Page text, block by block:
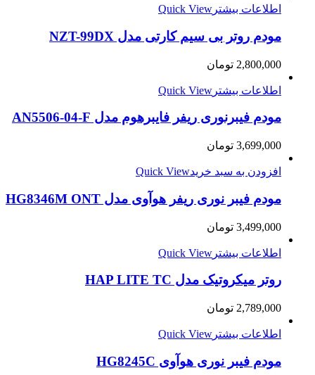
اطلاعات بیشتر Quick View
مودم روتر بی سیم کارتی مدل NZT-99DX
2,800,000 تومان
اطلاعات بیشتر Quick View
مودم فیبرنوری ریفر فایبرهوم مدل AN5506-04-F
3,699,000 تومان
افزودن به سبد خریدQuick View
مودم فیبر نوری ریفر هوآوی مدل HG8346M ONT
3,499,000 تومان
اطلاعات بیشتر Quick View
روتر میکروتیک مدل HAP LITE TC
2,789,000 تومان
اطلاعات بیشتر Quick View
مودم فیبر نوری هوآوی HG8245C